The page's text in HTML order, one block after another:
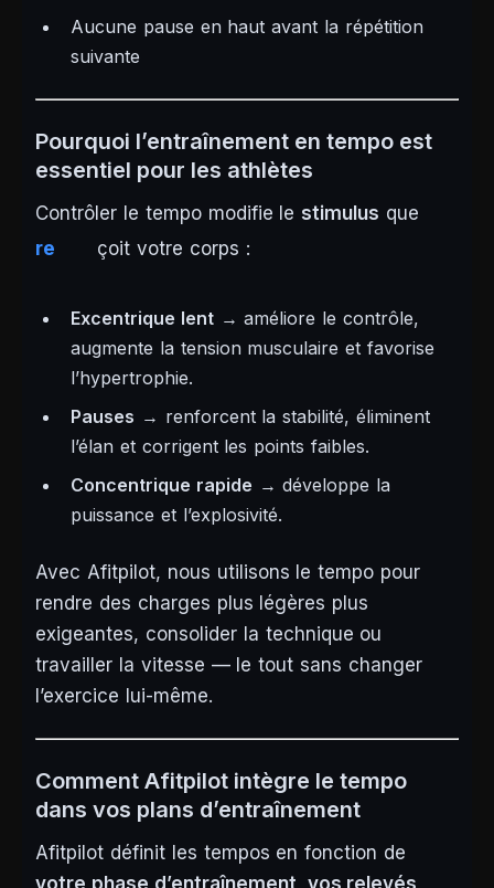
Aucune pause en haut avant la répétition
suivante
Pourquoi l’entraînement en tempo est
essentiel pour les athlètes
Contrôler le tempo modifie lestimulus que
re
çoit votre corps :
Excentrique lent→ améliore le contrôle,
augmente la tension musculaire et favorise
l’hypertrophie.
Pauses → renforcent la stabilité, éliminent
l’élan et corrigent les points faibles.
Concentrique rapide → développe la
puissance et l’explosivité.
Avec Afitpilot, nous utilisons le tempo pour
rendre des charges plus légères plus
exigeantes, consolider la technique ou
travailler la vitesse — le tout sans changer
l’exercice lui-même.
Comment Afitpilot intègre le tempo
dans vos plans d’entraînement
Afitpilot définit les tempos en fonction de
votre phase d’entraînement, vos relevés